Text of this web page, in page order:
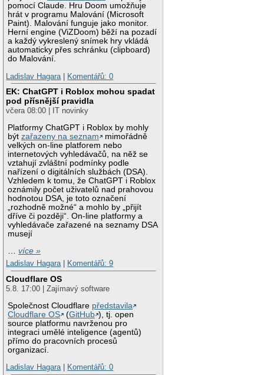
pomocí Claude. Hru Doom umožňuje
hrát v programu Malování (Microsoft
Paint). Malování funguje jako monitor.
Herní engine (ViZDoom) běží na pozadí
a každý vykreslený snímek hry vkládá
automaticky přes schránku (clipboard)
do Malování.
Ladislav Hagara
Komentářů: 0
EK: ChatGPT i Roblox mohou spadat
pod přísnější pravidla
včera 08:00 | IT novinky
Platformy ChatGPT i Roblox by mohly
býtzařazeny na seznam
mimořádně
velkých on-line platforem nebo
internetových vyhledávačů, na něž se
vztahují zvláštní podmínky podle
nařízení o digitálních službách (DSA).
Vzhledem k tomu, že ChatGPT i Roblox
oznámily počet uživatelů nad prahovou
hodnotou DSA, je toto označení
„rozhodně možné“ a mohlo by „přijít
dříve či později“. On-line platformy a
vyhledávače zařazené na seznamy DSA
musejí
…více »
Ladislav Hagara| Komentářů: 9
Cloudflare OS
5.8. 17:00 | Zajímavý software
Společnost Cloudflare představila
Cloudflare OS
(GitHub ), tj. open
source platformu navrženou pro
integraci umělé inteligence (agentů)
přímo do pracovních procesů
organizací.
Ladislav Hagara| Komentářů: 0